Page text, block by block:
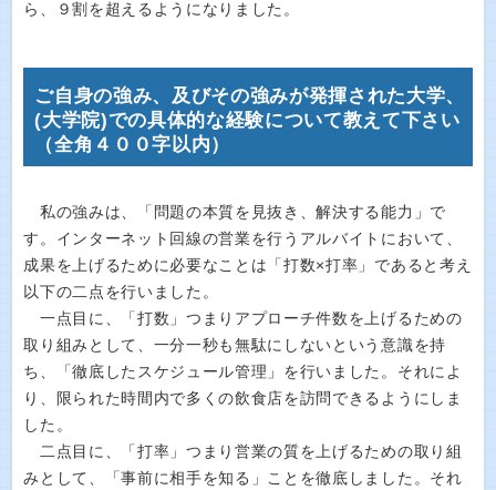
ら、９割を超えるようになりました。
ご自身の強み、及びその強みが発揮された大学、
(大学院)での具体的な経験について教えて下さい
（全角４００字以内）
私の強みは、「問題の本質を見抜き、解決する能力」で
す。インターネット回線の営業を行うアルバイトにおいて、
成果を上げるために必要なことは「打数×打率」であると考え
以下の二点を行いました。
一点目に、「打数」つまりアプローチ件数を上げるための
取り組みとして、一分一秒も無駄にしないという意識を持
ち、「徹底したスケジュール管理」を行いました。それによ
り、限られた時間内で多くの飲食店を訪問できるようにしま
した。
二点目に、「打率」つまり営業の質を上げるための取り組
みとして、「事前に相手を知る」ことを徹底しました。それ